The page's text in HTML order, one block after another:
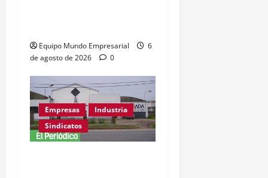
Equipo Mundo Empresarial
6
de agosto de 2026
0
Empresas
Industria
Sindicatos